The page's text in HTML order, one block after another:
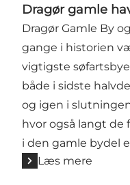
Dragør gamle
Dragør Gamle By
gange i historien
vigtigste
både i sidste
og igen i
hvor også langt de
i den gamle bydel
Læs mere